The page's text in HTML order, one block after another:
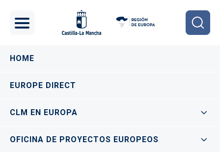
Navegación principal
HOME
EUROPE DIRECT
CLM EN EUROPA
OFICINA DE PROYECTOS EUROPEOS